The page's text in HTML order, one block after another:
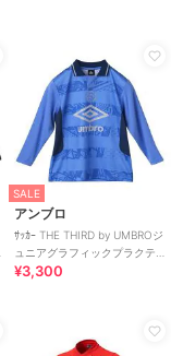
SALE
アンブロ
ｻｯｶｰ THE THIRD by UMBROジ
ュニアグラフィックプラクテ
ィスシャツ
¥3,300